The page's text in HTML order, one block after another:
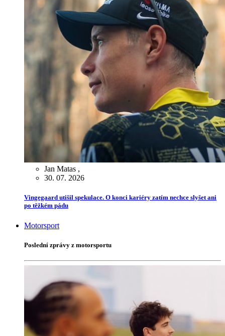
Jan Matas ,
30. 07. 2026
Vingegaard utišil spekulace. O konci kariéry zatím nechce slyšet ani
po těžkém pádu
Motorsport
Poslední zprávy z motorsportu